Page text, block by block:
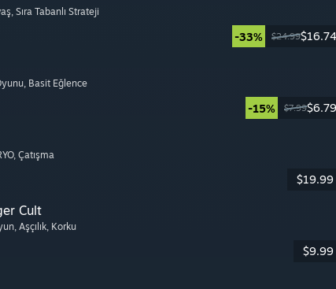
, Sıra Tabanlı Strateji
-33% $24.99$16.74
, Basit Eğlence
-15% $7.99$6.79
, Çatışma
$19.99
Cult
, Aşçılık, Korku
$9.99